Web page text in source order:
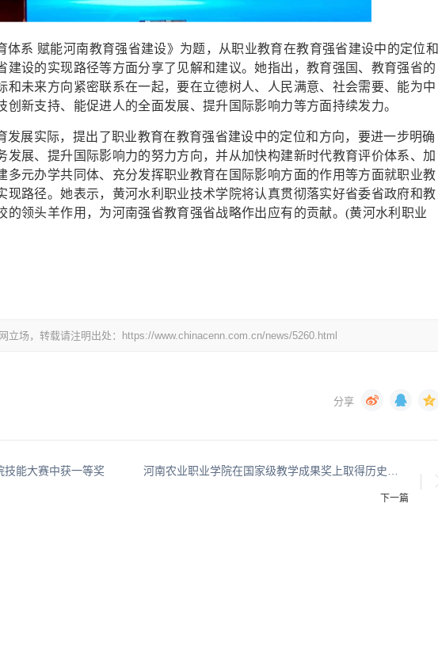
体系 赋能河南教育强省建设》为题，从职业教育在教育强省建设中的定位和
建设的实现路径等方面分享了见解和建议。她指出，教育强国、教育强省的
和未来方向紧密联系在一起，要在立德树人、人民满意、社会需要、能为中
创新支持、能促进人的全面发展、提升国际影响力等方面持续发力。
发展实际，提出了职业教育在教育强省建设中的定位和方向，要进一步明确
发展、提升国际影响力的努力方向，并从加快构建新时代教育评价体系、加
多元办学共同体、充分发挥职业教育在国际影响方面的作用等方面就职业教
现路径。她表示，黄河水利职业技术学院将认真贯彻落实好省委省政府和教
的领头羊作用，为河南强省教育强省战略作出应有的贡献。(黄河水利职业
立场，转载请注明出处：https://www.chinacenn.com.cn/news/5260.html
能大赛中获一等奖
下一篇